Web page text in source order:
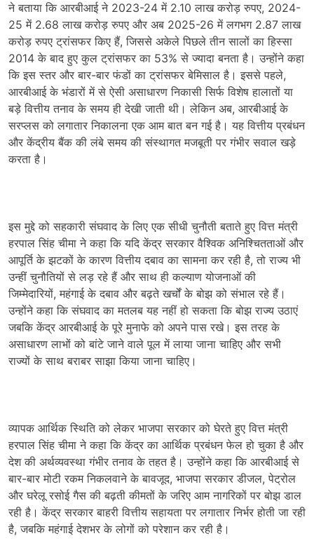
ने बताया कि आरबीआई ने 2023-24 में 2.10 लाख करोड़ रुपए, 2024-
25 में 2.68 लाख करोड़ रुपए और अब 2025-26 में लगभग 2.87 लाख
करोड़ रुपए ट्रांसफर किए हैं, जिससे अकेले पिछले तीन सालों का हिस्सा
2014 के बाद हुए कुल ट्रांसफर का 53% से ज्यादा बनता है। उन्होंने कहा
कि इस स्तर और बार-बार फंडों का ट्रांसफर बेमिसाल है। इससे पहले,
आरबीआई के भंडारों में से ऐसी असाधारण निकासी सिर्फ विशेष हालातों या
बड़े वित्तीय तनाव के समय ही देखी जाती थी। लेकिन अब, आरबीआई के
सरप्लस को लगातार निकालना एक आम बात बन गई है। यह वित्तीय प्रबंधन
और केंद्रीय बैंक की लंबे समय की संस्थागत मजबूती पर गंभीर सवाल खड़े
करता है।
इस मुद्दे को सहकारी संघवाद के लिए एक सीधी चुनौती बताते हुए वित्त मंत्री
हरपाल सिंह चीमा ने कहा कि यदि केंद्र सरकार वैश्विक अनिश्चितताओं और
आपूर्ति के झटकों के कारण वित्तीय दबाव का सामना कर रही है, तो राज्य भी
उन्हीं चुनौतियों से लड़ रहे हैं और साथ ही कल्याण योजनाओं की
जिम्मेदारियों, महंगाई के दबाव और बढ़ते खर्चों के बोझ को संभाल रहे हैं।
उन्होंने कहा कि संघवाद का मतलब यह नहीं हो सकता कि बोझ राज्य उठाएं
जबकि केंद्र आरबीआई के पूरे मुनाफे को अपने पास रखे। इस तरह के
असाधारण लाभों को बांटे जाने वाले पूल में लाया जाना चाहिए और सभी
राज्यों के साथ बराबर साझा किया जाना चाहिए।
व्यापक आर्थिक स्थिति को लेकर भाजपा सरकार को घेरते हुए वित्त मंत्री
हरपाल सिंह चीमा ने कहा कि केंद्र का आर्थिक प्रबंधन फेल हो चुका है और
देश की अर्थव्यवस्था गंभीर तनाव के तहत है। उन्होंने कहा कि आरबीआई से
बार-बार मोटी रकम निकलवाने के बावजूद, भाजपा सरकार डीजल, पेट्रोल
और घरेलू रसोई गैस की बढ़ती कीमतों के जरिए आम नागरिकों पर बोझ डाल
रही है। केंद्र सरकार बाहरी वित्तीय सहायता पर लगातार निर्भर होती जा रही
है, जबकि महंगाई देशभर के लोगों को परेशान कर रही है।